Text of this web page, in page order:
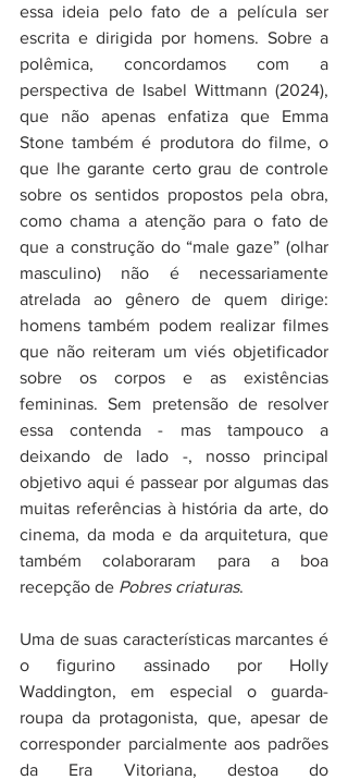
essa ideia pelo fato de a película ser
escrita e dirigida por homens. Sobre a
polêmica, concordamos com a
perspectiva de Isabel Wittmann (2024),
que não apenas enfatiza que Emma
Stone também é produtora do filme, o
que lhe garante certo grau de controle
sobre os sentidos propostos pela obra,
como chama a atenção para o fato de
que a construção do “male gaze” (olhar
masculino) não é necessariamente
atrelada ao gênero de quem dirige:
homens também podem realizar filmes
que não reiteram um viés objetificador
sobre os corpos e as existências
femininas. Sem pretensão de resolver
essa contenda - mas tampouco a
deixando de lado -, nosso principal
objetivo aqui é passear por algumas das
muitas referências à história da arte, do
cinema, da moda e da arquitetura, que
também colaboraram para a boa
recepção de Pobres criaturas.
Uma de suas características marcantes é
o figurino assinado por Holly
Waddington, em especial o guarda-
roupa da protagonista, que, apesar de
corresponder parcialmente aos padrões
da Era Vitoriana, destoa do